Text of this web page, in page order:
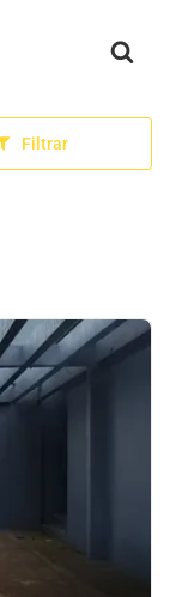
Filtrar